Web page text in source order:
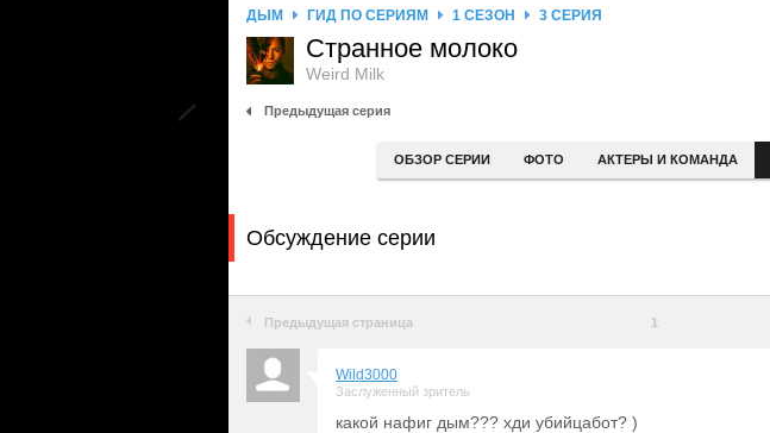
ДЫМ ГИД ПО СЕРИЯМ 1 СЕЗОН 3 СЕРИЯ
Странное молоко
Weird Milk
Предыдущая серия
ОБЗОР СЕРИИ ФОТО АКТЕРЫ И КОМАНДА
Обсуждение серии
Предыдущая страница 1
Wild3000
Заслуженный зритель
какой нафиг дым??? хди убийцабот? )